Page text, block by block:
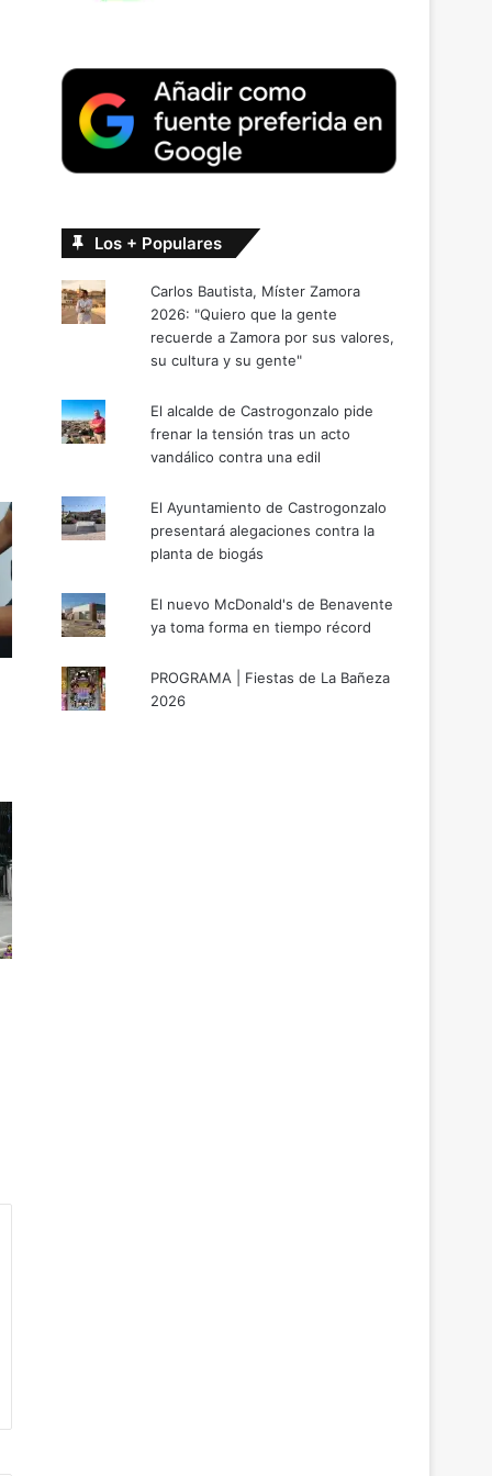
Los + Populares
Carlos Bautista, Míster Zamora
2026: "Quiero que la gente
recuerde a Zamora por sus valores,
su cultura y su gente"
El alcalde de Castrogonzalo pide
frenar la tensión tras un acto
vandálico contra una edil
El Ayuntamiento de Castrogonzalo
presentará alegaciones contra la
planta de biogás
El nuevo McDonald's de Benavente
ya toma forma en tiempo récord
PROGRAMA | Fiestas de La Bañeza
2026